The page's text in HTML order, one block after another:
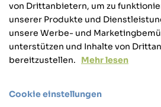
von Drittanbietern, um zu
unserer Produkte und
unsere Werbe- und
unterstützen und Inhalte von
bereitzustellen. Mehr lesen
Cookie einstellungen